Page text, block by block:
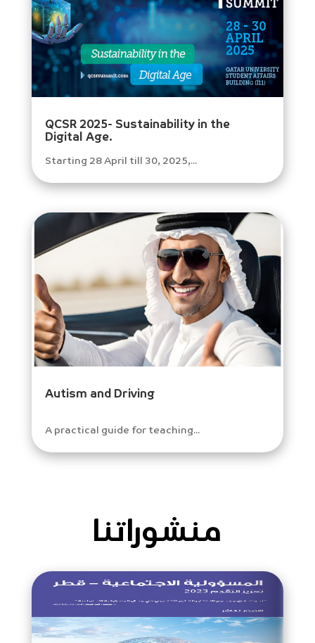
QCSR 2025- Sustainability in the
Digital Age.
Starting 28 April till 30, 2025,...
Autism and Driving
A practical guide for teaching...
منشوراتنا